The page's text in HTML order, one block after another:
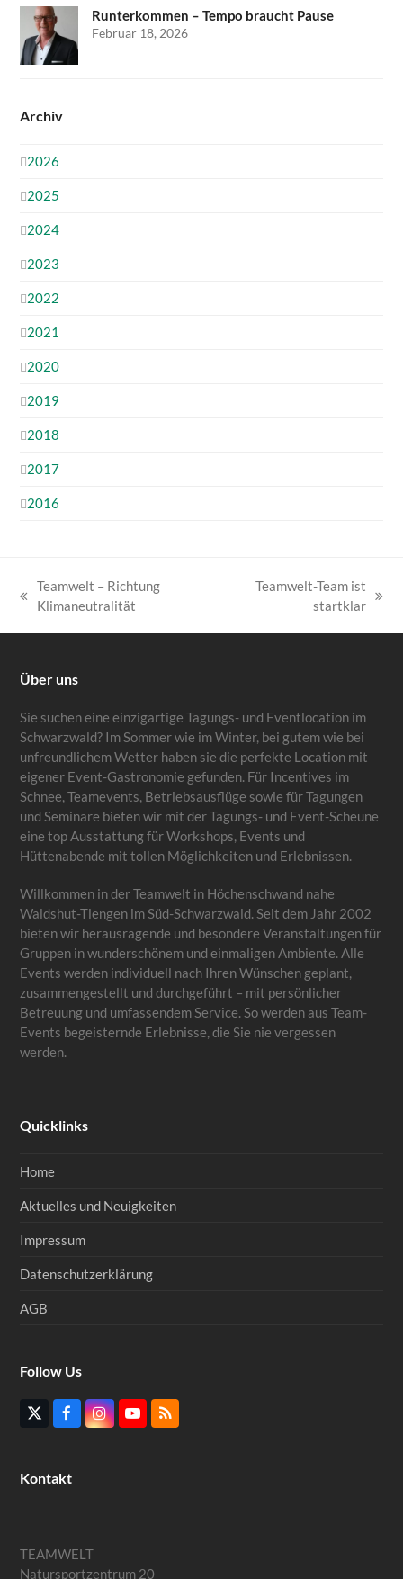
Runterkommen – Tempo braucht Pause
Februar 18, 2026
Archiv
2026
2025
2024
2023
2022
2021
2020
2019
2018
2017
2016
vorheriger
Teamwelt – Richtung
Klimaneutralität
Teamwelt-Team ist
startklar
Über uns
Sie suchen eine einzigartige Tagungs- und Eventlocation im
Schwarzwald? Im Sommer wie im Winter, bei gutem wie bei
unfreundlichem Wetter haben sie die perfekte Location mit
eigener Event-Gastronomie gefunden. Für Incentives im
Schnee, Teamevents, Betriebsausflüge sowie für Tagungen
und Seminare bieten wir mit der Tagungs- und Event-Scheune
eine top Ausstattung für Workshops, Events und
Hüttenabende mit tollen Möglichkeiten und Erlebnissen.
Willkommen in der Teamwelt in Höchenschwand nahe
Waldshut-Tiengen im Süd-Schwarzwald. Seit dem Jahr 2002
bieten wir herausragende und besondere Veranstaltungen für
Gruppen in wunderschönem und einmaligen Ambiente. Alle
Events werden individuell nach Ihren Wünschen geplant,
zusammengestellt und durchgeführt – mit persönlicher
Betreuung und umfassendem Service. So werden aus Team-
Events begeisternde Erlebnisse, die Sie nie vergessen
werden.
Quicklinks
Home
Aktuelles und Neuigkeiten
Impressum
Datenschutzerklärung
AGB
Follow Us
TwitterFacebookInstagram
YouTube
RSS
Kontakt
TEAMWELT
Natursportzentrum 20